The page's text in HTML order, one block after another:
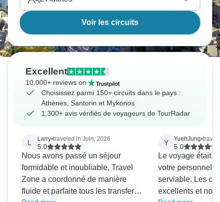
Voir les circuits
Excellent
10,000+ reviews on
Choisissez parmi 150+ circuits dans le pays :
Athènes, Santorin et Mykonos
1,300+ avis vérifiés de voyageurs de TourRadar
L Larry•traveled in Juin, 2026
5.0
Nous avons passé un séjour
formidable et inoubliable. Travel
Zone a coordonné de manière
fluide et parfaite tous les transferts
Y YuehJung•
5.0
Le voyage était
votre personnel
serviable. Les chauffeurs ont été
excellents et